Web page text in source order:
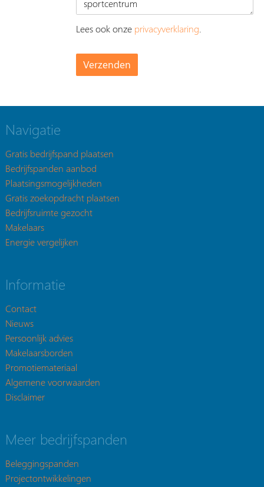
Lees ook onze privacyverklaring
Navigatie
Gratis bedrijfspand plaatsen
Bedrijfspanden aanbod
Plaatsingsmogelijkheden
Gratis zoekopdracht plaatsen
Bedrijfsruimte gezocht
Makelaars
Energie vergelijken
Informatie
Contact
Nieuws
Persoonlijk advies
Makelaarsborden
Promotiemateriaal
Algemene voorwaarden
Disclaimer
Meer bedrijfspanden
Beleggingspanden
Projectontwikkelingen